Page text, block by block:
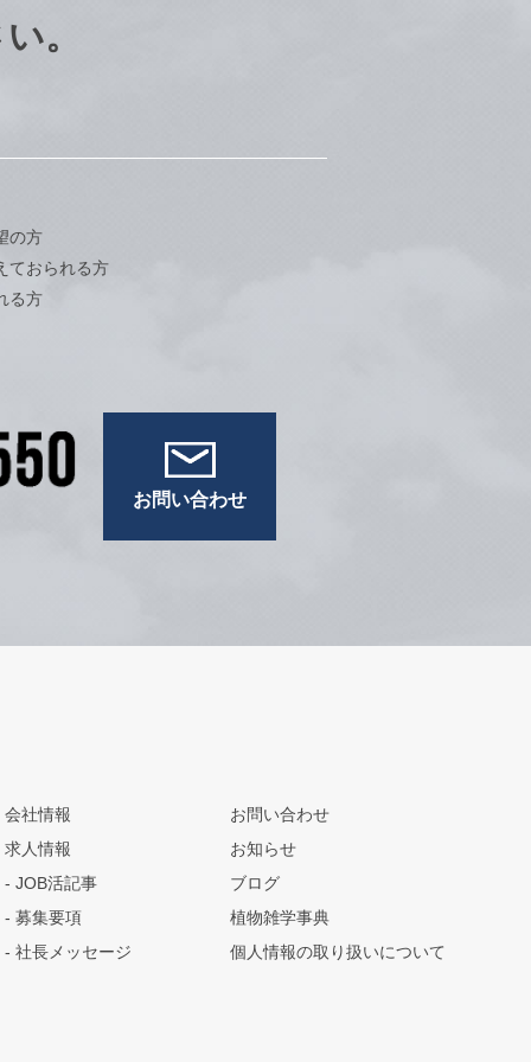
。
の方
ておられる方
る方
お問い合わせ
会社情報
求人情報
JOB活記事
募集要項
社長メッセージ
お問い合わせ
お知らせ
ブログ
植物雑学事典
個人情報の取り扱いについて